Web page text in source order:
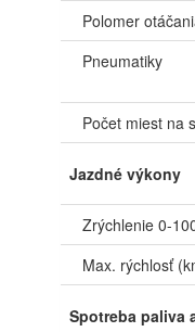
Polomer
Pneumatiky
Počet miest na
Jazdné výkony
Zrýchlenie 0-
Max. rýchlosť
Spotreba paliva